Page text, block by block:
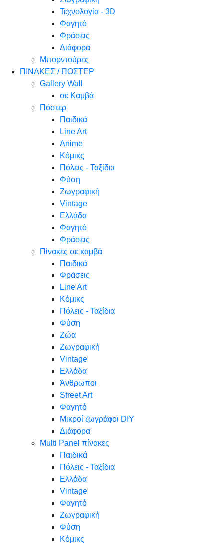
Τεχνολογία - 3D
Φαγητό
Φράσεις
Διάφορα
Μπορντούρες
ΠΙΝΑΚΕΣ / ΠΟΣΤΕΡ
Gallery Wall
σε Καμβά
Πόστερ
Παιδικά
Line Art
Anime
Κόμικς
Πόλεις - Ταξίδια
Φύση
Ζωγραφική
Vintage
Ελλάδα
Φαγητό
Φράσεις
Πίνακες σε καμβά
Παιδικά
Φράσεις
Line Art
Κόμικς
Πόλεις - Ταξίδια
Φύση
Ζώα
Ζωγραφική
Vintage
Ελλάδα
Άνθρωποι
Street Art
Φαγητό
Μικροί ζωγράφοι DIY
Διάφορα
Multi Panel πίνακες
Παιδικά
Πόλεις - Ταξίδια
Ελλάδα
Vintage
Φαγητό
Ζωγραφική
Φύση
Κόμικς